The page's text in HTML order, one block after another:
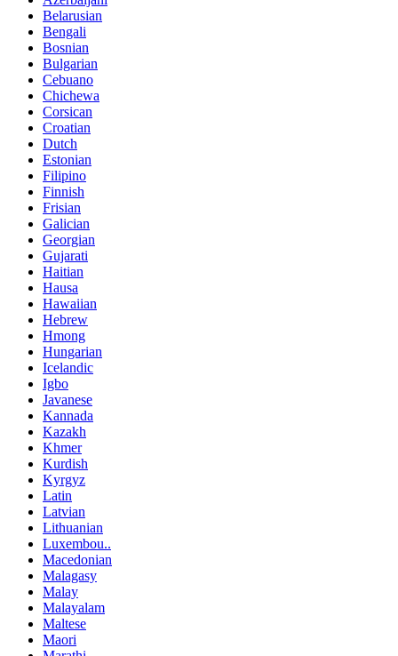
Belarusian
Bengali
Bosnian
Bulgarian
Cebuano
Chichewa
Corsican
Croatian
Dutch
Estonian
Filipino
Finnish
Frisian
Galician
Georgian
Gujarati
Haitian
Hausa
Hawaiian
Hebrew
Hmong
Hungarian
Icelandic
Igbo
Javanese
Kannada
Kazakh
Khmer
Kurdish
Kyrgyz
Latin
Latvian
Lithuanian
Luxembou..
Macedonian
Malagasy
Malay
Malayalam
Maltese
Maori